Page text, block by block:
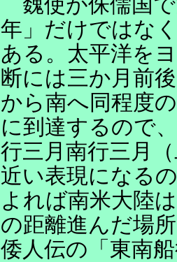
年」だけではな
ある。太平洋を
断には三か月前
から南へ同程度
に到達するので
行三月南行三月
近い表現になる
よれば南米大陸
の距離進んだ場
倭人伝の「東南